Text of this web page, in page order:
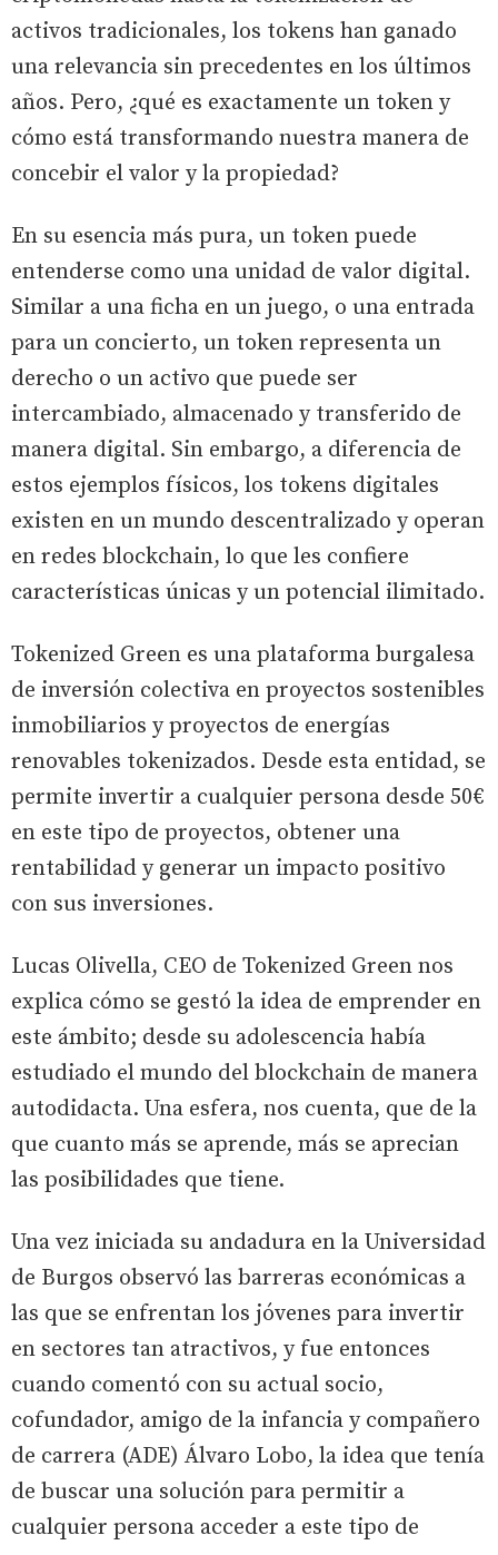
activos tradicionales, los tokens han ganado
una relevancia sin precedentes en los últimos
años. Pero, ¿qué es exactamente un token y
cómo está transformando nuestra manera de
concebir el valor y la propiedad?
En su esencia más pura, un token puede
entenderse como una unidad de valor digital.
Similar a una ficha en un juego, o una entrada
para un concierto, un token representa un
derecho o un activo que puede ser
intercambiado, almacenado y transferido de
manera digital. Sin embargo, a diferencia de
estos ejemplos físicos, los tokens digitales
existen en un mundo descentralizado y operan
en redes blockchain, lo que les confiere
características únicas y un potencial ilimitado.
Tokenized Green es una plataforma burgalesa
de inversión colectiva en proyectos sostenibles
inmobiliarios y proyectos de energías
renovables tokenizados. Desde esta entidad, se
permite invertir a cualquier persona desde 50€
en este tipo de proyectos, obtener una
rentabilidad y generar un impacto positivo
con sus inversiones.
Lucas Olivella, CEO de Tokenized Green nos
explica cómo se gestó la idea de emprender en
este ámbito; desde su adolescencia había
estudiado el mundo del blockchain de manera
autodidacta. Una esfera, nos cuenta, que de la
que cuanto más se aprende, más se aprecian
las posibilidades que tiene.
Una vez iniciada su andadura en la Universidad
de Burgos observó las barreras económicas a
las que se enfrentan los jóvenes para invertir
en sectores tan atractivos, y fue entonces
cuando comentó con su actual socio,
cofundador, amigo de la infancia y compañero
de carrera (ADE) Álvaro Lobo, la idea que tenía
de buscar una solución para permitir a
cualquier persona acceder a este tipo de